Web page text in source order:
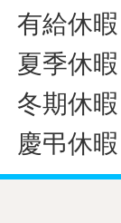
有給休暇
夏季休暇
冬期休暇
慶弔休暇